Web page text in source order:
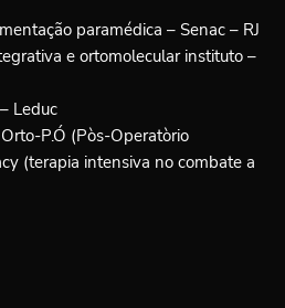
paramédica – Senac – RJ
e ortomolecular instituto –
Leduc
P.Ó (Pòs-Operatòrio
(terapia intensiva no combate a